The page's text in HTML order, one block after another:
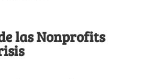
las Nonprofits